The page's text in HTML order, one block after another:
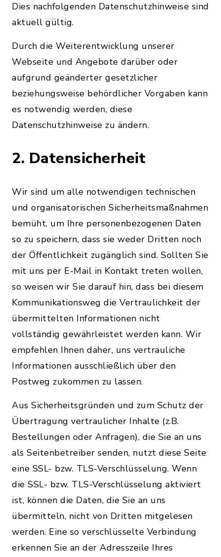
Dies nachfolgenden Datenschutzhinweise sind
aktuell gültig.
Durch die Weiterentwicklung unserer
Webseite und Angebote darüber oder
aufgrund geänderter gesetzlicher
beziehungsweise behördlicher Vorgaben kann
es notwendig werden, diese
Datenschutzhinweise zu ändern.
2. Datensicherheit
Wir sind um alle notwendigen technischen
und organisatorischen Sicherheitsmaßnahmen
bemüht, um Ihre personenbezogenen Daten
so zu speichern, dass sie weder Dritten noch
der Öffentlichkeit zugänglich sind. Sollten Sie
mit uns per E-Mail in Kontakt treten wollen,
so weisen wir Sie darauf hin, dass bei diesem
Kommunikationsweg die Vertraulichkeit der
übermittelten Informationen nicht
vollständig gewährleistet werden kann. Wir
empfehlen Ihnen daher, uns vertrauliche
Informationen ausschließlich über den
Postweg zukommen zu lassen.
Aus Sicherheitsgründen und zum Schutz der
Übertragung vertraulicher Inhalte (z.B.
Bestellungen oder Anfragen), die Sie an uns
als Seitenbetreiber senden, nutzt diese Seite
eine SSL- bzw. TLS-Verschlüsselung. Wenn
die SSL- bzw. TLS-Verschlüsselung aktiviert
ist, können die Daten, die Sie an uns
übermitteln, nicht von Dritten mitgelesen
werden. Eine so verschlüsselte Verbindung
erkennen Sie an der Adresszeile Ihres